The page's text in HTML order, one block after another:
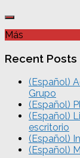
Más
Recent Posts
(Español)
Grupo
(Español)
(Español)
escritorio
(Español)
(Español)